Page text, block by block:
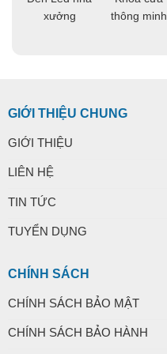
xưởng
thông minh
GIỚI THIỆU CHUNG
GIỚI THIỆU
LIÊN HỆ
TIN TỨC
TUYỂN DỤNG
CHÍNH SÁCH
CHÍNH SÁCH BẢO MẬT
CHÍNH SÁCH BẢO HÀNH